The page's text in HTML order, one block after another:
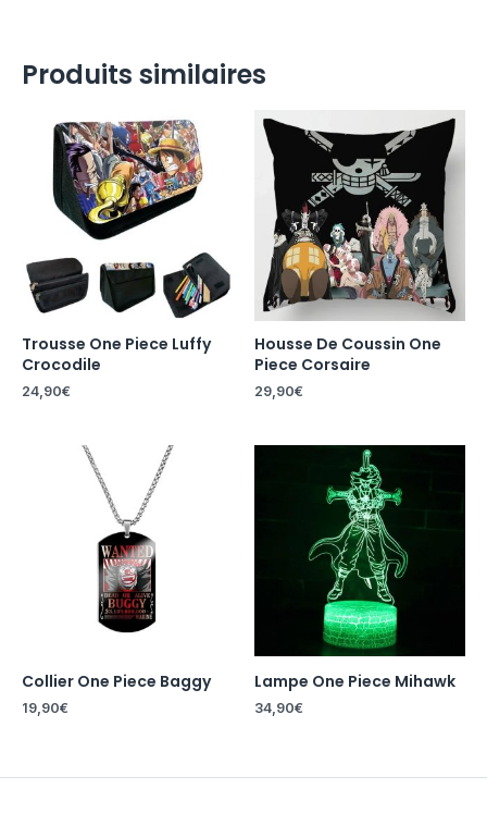
Produits similaires
Trousse One Piece Luffy
Crocodile
24,90€
Housse De Coussin One
Piece Corsaire
29,90€
Collier One Piece Baggy
19,90€
Lampe One Piece Mihawk
34,90€